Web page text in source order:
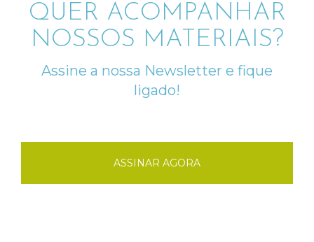
QUER ACOMPANHAR
NOSSOS MATERIAIS?
Assine a nossa Newsletter e fique
ligado!
ASSINAR AGORA